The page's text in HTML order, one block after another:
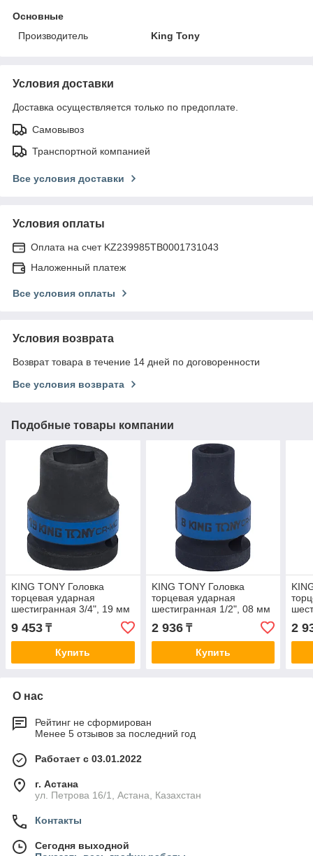
Основные
Производитель
King Tony
Условия доставки
Доставка осуществляется только по предоплате.
Самовывоз
Транспортной компанией
Все условия доставки
Условия оплаты
Оплата на счет KZ239985TB0001731043
Наложенный платеж
Все условия оплаты
Условия возврата
Возврат товара в течение 14 дней по договоренности
Все условия возврата
Подобные товары компании
KING TONY Головка
торцевая ударная
шестигранная 3/4", 19 мм
9 453 ₸
Купить
KING TONY Головка
торцевая ударная
шестигранная 1/2", 08 мм
2 936₸
Купить
2
О нас
Рейтинг не сформирован
Менее 5 отзывов за последний год
Работает с 03.01.2022
г. Астана
ул. Петрова 16/1, Астана, Казахстан
Контакты
Сегодня выходной